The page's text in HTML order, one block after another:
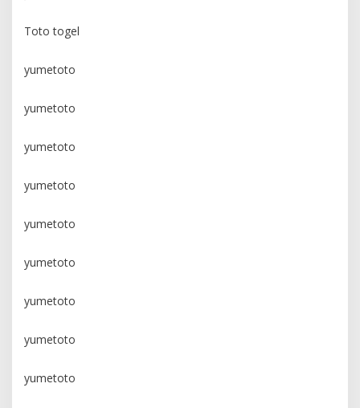
Toto togel
yumetoto
yumetoto
yumetoto
yumetoto
yumetoto
yumetoto
yumetoto
yumetoto
yumetoto